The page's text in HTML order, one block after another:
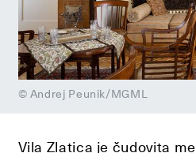
© Andrej Peunik/MGML
Vila Zlatica je čudovita